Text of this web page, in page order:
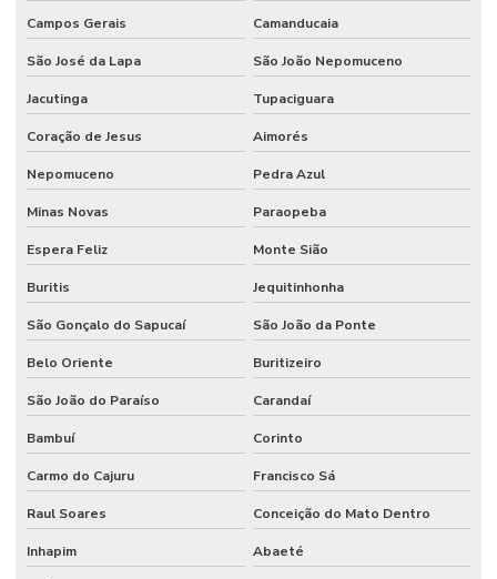
Campos Gerais Camanducaia
São José da Lapa São João Nepomuceno
Jacutinga Tupaciguara
Coração de Jesus Aimorés
Nepomuceno Pedra Azul
Minas Novas Paraopeba
Espera Feliz Monte Sião
Buritis Jequitinhonha
São Gonçalo do Sapucaí São João da Ponte
Belo Oriente Buritizeiro
São João do Paraíso Carandaí
Bambuí Corinto
Carmo do Cajuru Francisco Sá
Raul Soares Conceição do Mato Dentro
Inhapim Abaeté